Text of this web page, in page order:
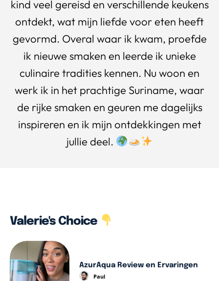
kind veel gereisd en verschillende keukens
ontdekt, wat mijn liefde voor eten heeft
gevormd. Overal waar ik kwam, proefde
ik nieuwe smaken en leerde ik unieke
culinaire tradities kennen. Nu woon en
werk ik in het prachtige Suriname, waar
de rijke smaken en geuren me dagelijks
inspireren en ik mijn ontdekkingen met
jullie deel.
Valerie's Choice
AzurAqua Review en Ervaringen
Paul